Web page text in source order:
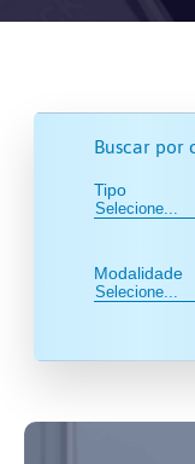
Buscar por
Tipo
Modalidade